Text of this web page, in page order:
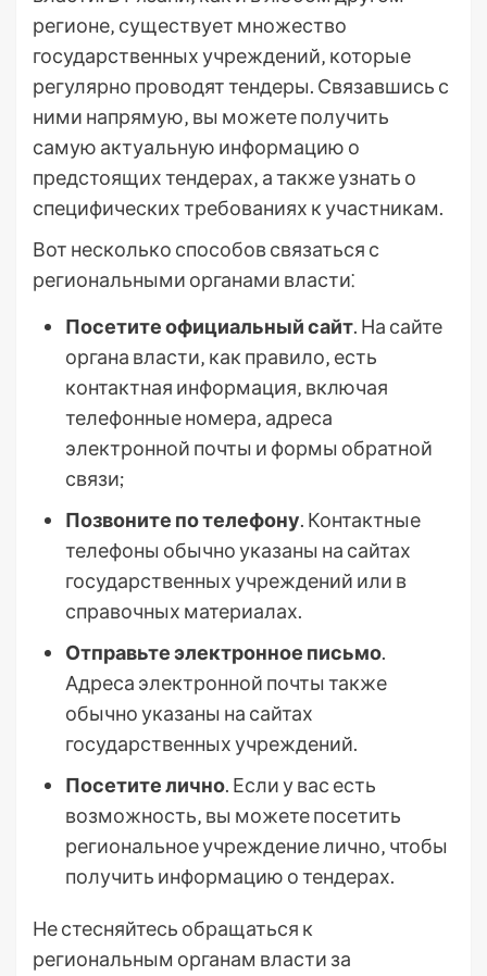
регионе‚ существует множество
государственных учреждений‚ которые
регулярно проводят тендеры. Связавшись с
ними напрямую‚ вы можете получить
самую актуальную информацию о
предстоящих тендерах‚ а также узнать о
специфических требованиях к участникам.
Вот несколько способов связаться с
региональными органами власти⁚
Посетите официальный сайт. На сайте
органа власти‚ как правило‚ есть
контактная информация‚ включая
телефонные номера‚ адреса
электронной почты и формы обратной
связи;
Позвоните по телефону. Контактные
телефоны обычно указаны на сайтах
государственных учреждений или в
справочных материалах.
Отправьте электронное письмо.
Адреса электронной почты также
обычно указаны на сайтах
государственных учреждений.
Посетите лично. Если у вас есть
возможность‚ вы можете посетить
региональное учреждение лично‚ чтобы
получить информацию о тендерах.
Не стесняйтесь обращаться к
региональным органам власти за